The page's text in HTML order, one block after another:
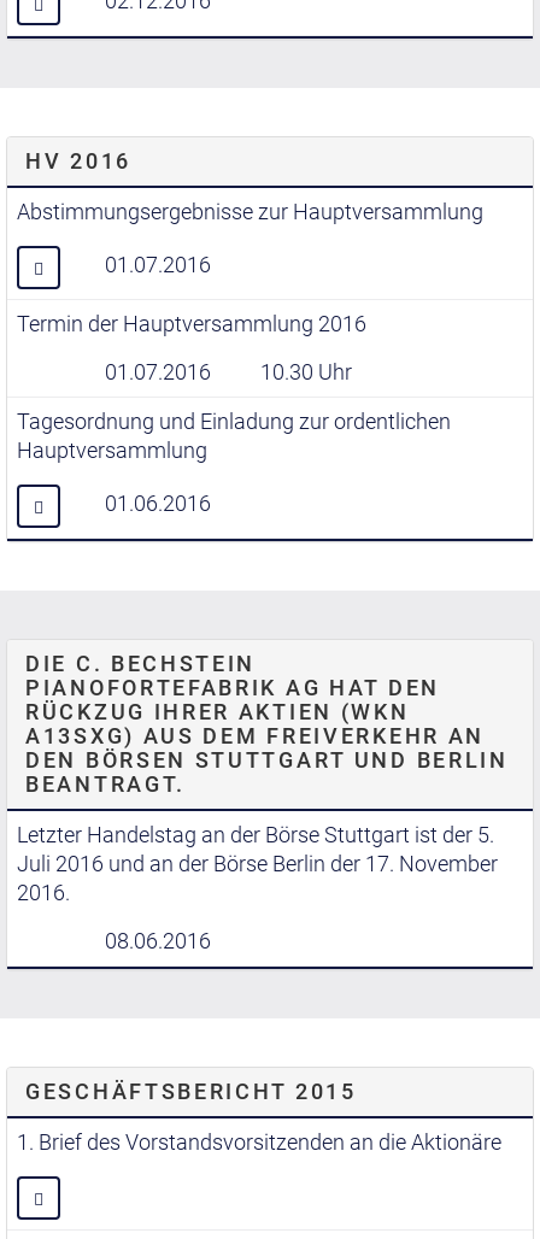
HV 2016
Abstimmungsergebnisse zur Hauptversammlung
01.07.2016
Termin der Hauptversammlung 2016
01.07.2016
10.30 Uhr
Tagesordnung und Einladung zur ordentlichen
Hauptversammlung
01.06.2016
DIE C. BECHSTEIN
PIANOFORTEFABRIK AG HAT DEN
RÜCKZUG IHRER AKTIEN (WKN
A13SXG) AUS DEM FREIVERKEHR AN
DEN BÖRSEN STUTTGART UND BERLIN
BEANTRAGT.
Letzter Handelstag an der Börse Stuttgart ist der 5.
Juli 2016 und an der Börse Berlin der 17. November
2016.
08.06.2016
GESCHÄFTSBERICHT 2015
1. Brief des Vorstandsvorsitzenden an die Aktionäre